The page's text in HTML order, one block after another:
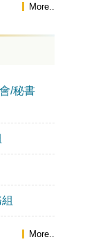
More..
/秘書
More..